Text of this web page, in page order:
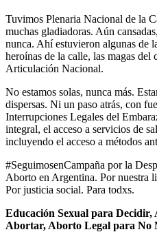
Tuvimos Plenaria Nacional de la
muchas gladiadoras. Aún
nunca. Ahí estuvieron algunas de
heroínas de la calle, las magas
Articulación Nacional.
No estamos solas, nunca más.
dispersas. Ni un paso atrás, con
Interrupciones Legales del
integral, el acceso a servicios de
incluyendo el acceso a métodos
#SeguimosenCampaña por la
Aborto en Argentina. Por nuestra
Por justicia social. Para todxs.
Educación Sexual para Decidir,
Abortar, Aborto Legal para No